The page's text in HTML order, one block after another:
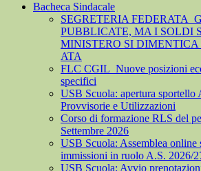
Bacheca Sindacale
SEGRETERIA
PUBBLICATE, MA I SOLDI
MINISTERO SI
ATA
FLC CGIL_Nuove posizioni
specifici
USB Scuola: apertura sportello
Provvisorie e Utilizzazioni
Corso di formazione RLS del
Settembre 2026
USB Scuola: Assemblea online
immissioni in ruolo A.S. 2026/
USB Scuola: Avvio